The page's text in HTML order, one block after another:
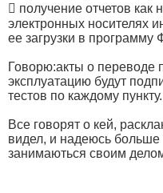
 получение отчетов как
электронных носителях
ее загрузки в программу
Говорю:акты о
эксплуатацию будут
тестов по каждому пункту.
Все говорят о кей,
видел, и надеюсь
занимаються своим